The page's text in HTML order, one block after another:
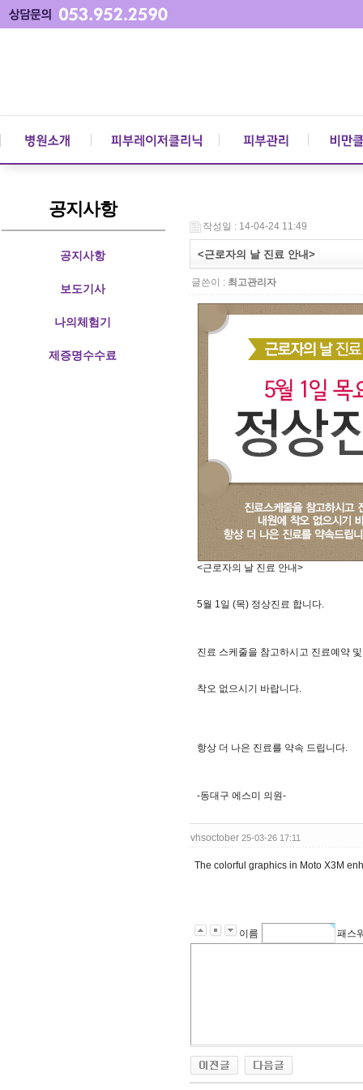
공지사항
공지사항
보도기사
나의체험기
제증명수수료
작성일 : 14-04-24 11:49
<근로자의 날 진료 안내>
글쓴이 : 최고관리자
<근로자의 날 진료 안내>
5월 1일 (목) 정상진료 합니다.
진료 스케줄을 참고하시고 진료예약
착오 없으시기 바랍니다.
항상 더 나은 진료를 약속 드립니다.
-동대구 에스미 의원-
vhsoctober 25-03-26 17:11
The colorful graphics in Moto X3M
이름 패스